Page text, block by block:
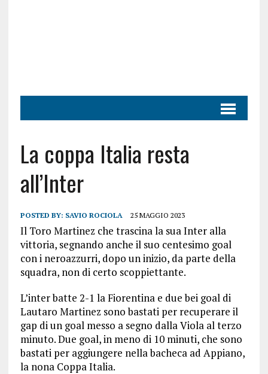
La coppa Italia resta
all’Inter
POSTED BY: SAVIO ROCIOLA 25 MAGGIO 2023
Il Toro Martinez che trascina la sua Inter alla
vittoria, segnando anche il suo centesimo goal
con i neroazzurri, dopo un inizio, da parte della
squadra, non di certo scoppiettante.
L’inter batte 2-1 la Fiorentina e due bei goal di
Lautaro Martinez sono bastati per recuperare il
gap di un goal messo a segno dalla Viola al terzo
minuto. Due goal, in meno di 10 minuti, che sono
bastati per aggiungere nella bacheca ad Appiano,
la nona Coppa Italia.